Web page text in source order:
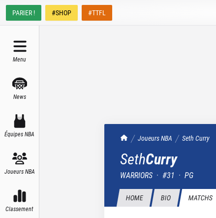
PARIER ! #SHOP #TTFL
Menu
News
Équipes NBA
Joueurs NBA
Classement
TrashTalk Actu NBA
Joueurs NBA Seth Curry
SethCurry
WARRIORS · #31 · PG
HOME BIO MATCHS